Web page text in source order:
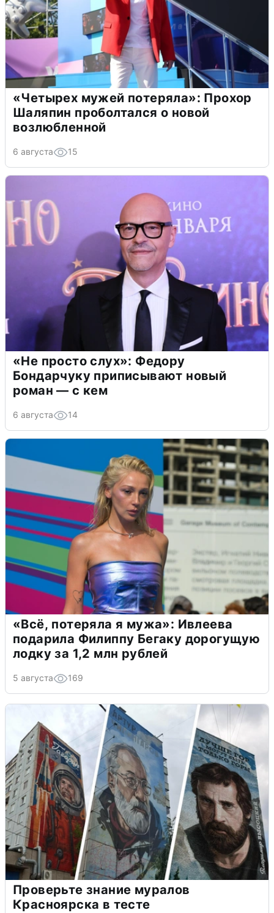
«Четырех мужей потеряла»: Прохор
Шаляпин проболтался о новой
возлюбленной
6 августа 15
«Не просто слух»: Федору
Бондарчуку приписывают новый
роман — с кем
6 августа 14
«Всё, потеряла я мужа»: Ивлеева
подарила Филиппу Бегаку дорогущую
лодку за 1,2 млн рублей
5 августа 169
Проверьте знание муралов
Красноярска в тесте